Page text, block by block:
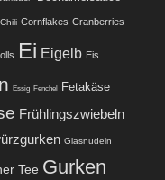
Chili Cornflakes Cranberries
Ei Eigelb Eis
Essig Fenchel Fetakäse
Frühlingszwiebeln
Glasnudeln
Tee Gurken